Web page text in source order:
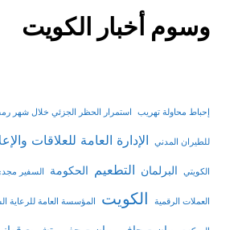
وسوم أخبار الكويت
إحباط محاولة تهريب استمرار الحظر الجزئي خلال شهر
للطيران المدني الإدارة العامة للعلاقات
الكويتي البرلمان التطعيم الحكومة السفير
العملات الرقمية الكويت المؤسسة العامة للرعاية